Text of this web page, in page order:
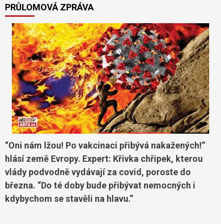
PRŮLOMOVÁ ZPRÁVA
“Oni nám lžou! Po vakcinaci přibývá nakažených!”
hlásí země Evropy. Expert: Křivka chřipek, kterou
vlády podvodně vydávají za covid, poroste do
března. “Do té doby bude přibývat nemocných i
kdybychom se stavěli na hlavu.”